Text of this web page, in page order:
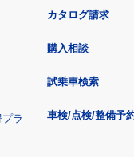
ラ
カタログ請求
購入相談
試乗車検索
車検/点検/整備予